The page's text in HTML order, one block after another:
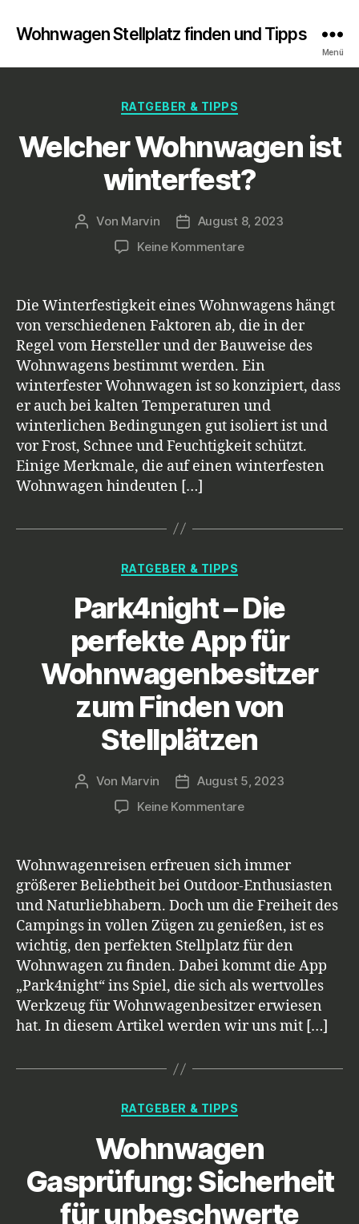
Wohnwagen Stellplatz finden und Tipps
Menü
Kategorien
RATGEBER & TIPPS
Welcher Wohnwagen ist
winterfest?
Beitragsautor
Von Marvin Veröffentlichungsdatum
August 8, 2023
Keine Kommentarezu
winterfest?
Die Winterfestigkeit eines Wohnwagens hängt
von verschiedenen Faktoren ab, die in der
Regel vom Hersteller und der Bauweise des
Wohnwagens bestimmt werden. Ein
winterfester Wohnwagen ist so konzipiert, dass
er auch bei kalten Temperaturen und
winterlichen Bedingungen gut isoliert ist und
vor Frost, Schnee und Feuchtigkeit schützt.
Einige Merkmale, die auf einen winterfesten
Wohnwagen hindeuten […]
Kategorien
RATGEBER & TIPPS
Park4night – Die
perfekte App für
Wohnwagenbesitzer
zum Finden von
Stellplätzen
Beitragsautor
Von Marvin Veröffentlichungsdatum
August 5, 2023
Keine Kommentarezu
Die
perfekte
App
für
Wohnwagenbesitzer
zum
Finden
von
Stellplätzen
Wohnwagenreisen erfreuen sich immer
größerer Beliebtheit bei Outdoor-Enthusiasten
und Naturliebhabern. Doch um die Freiheit des
Campings in vollen Zügen zu genießen, ist es
wichtig, den perfekten Stellplatz für den
Wohnwagen zu finden. Dabei kommt die App
„Park4night“ ins Spiel, die sich als wertvolles
Werkzeug für Wohnwagenbesitzer erwiesen
hat. In diesem Artikel werden wir uns mit […]
Kategorien
RATGEBER & TIPPS
Wohnwagen
Gasprüfung: Sicherheit
für unbeschwerte